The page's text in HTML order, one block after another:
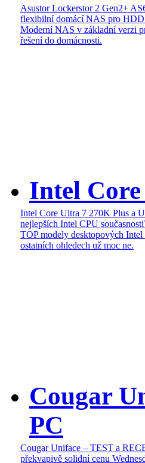
Asustor Lockerstor 2 Gen2+
flexibilní domácí NAS pro
Moderní NAS v základní verzi
řešení do domácnosti.
Intel
Intel Core Ultra 7 270K Plus a
nejlepších Intel CPU
TOP modely desktopových
ostatních ohledech už moc ne.
Cougar
PC
Cougar Uniface – TEST a
překvapivě solidní cenu